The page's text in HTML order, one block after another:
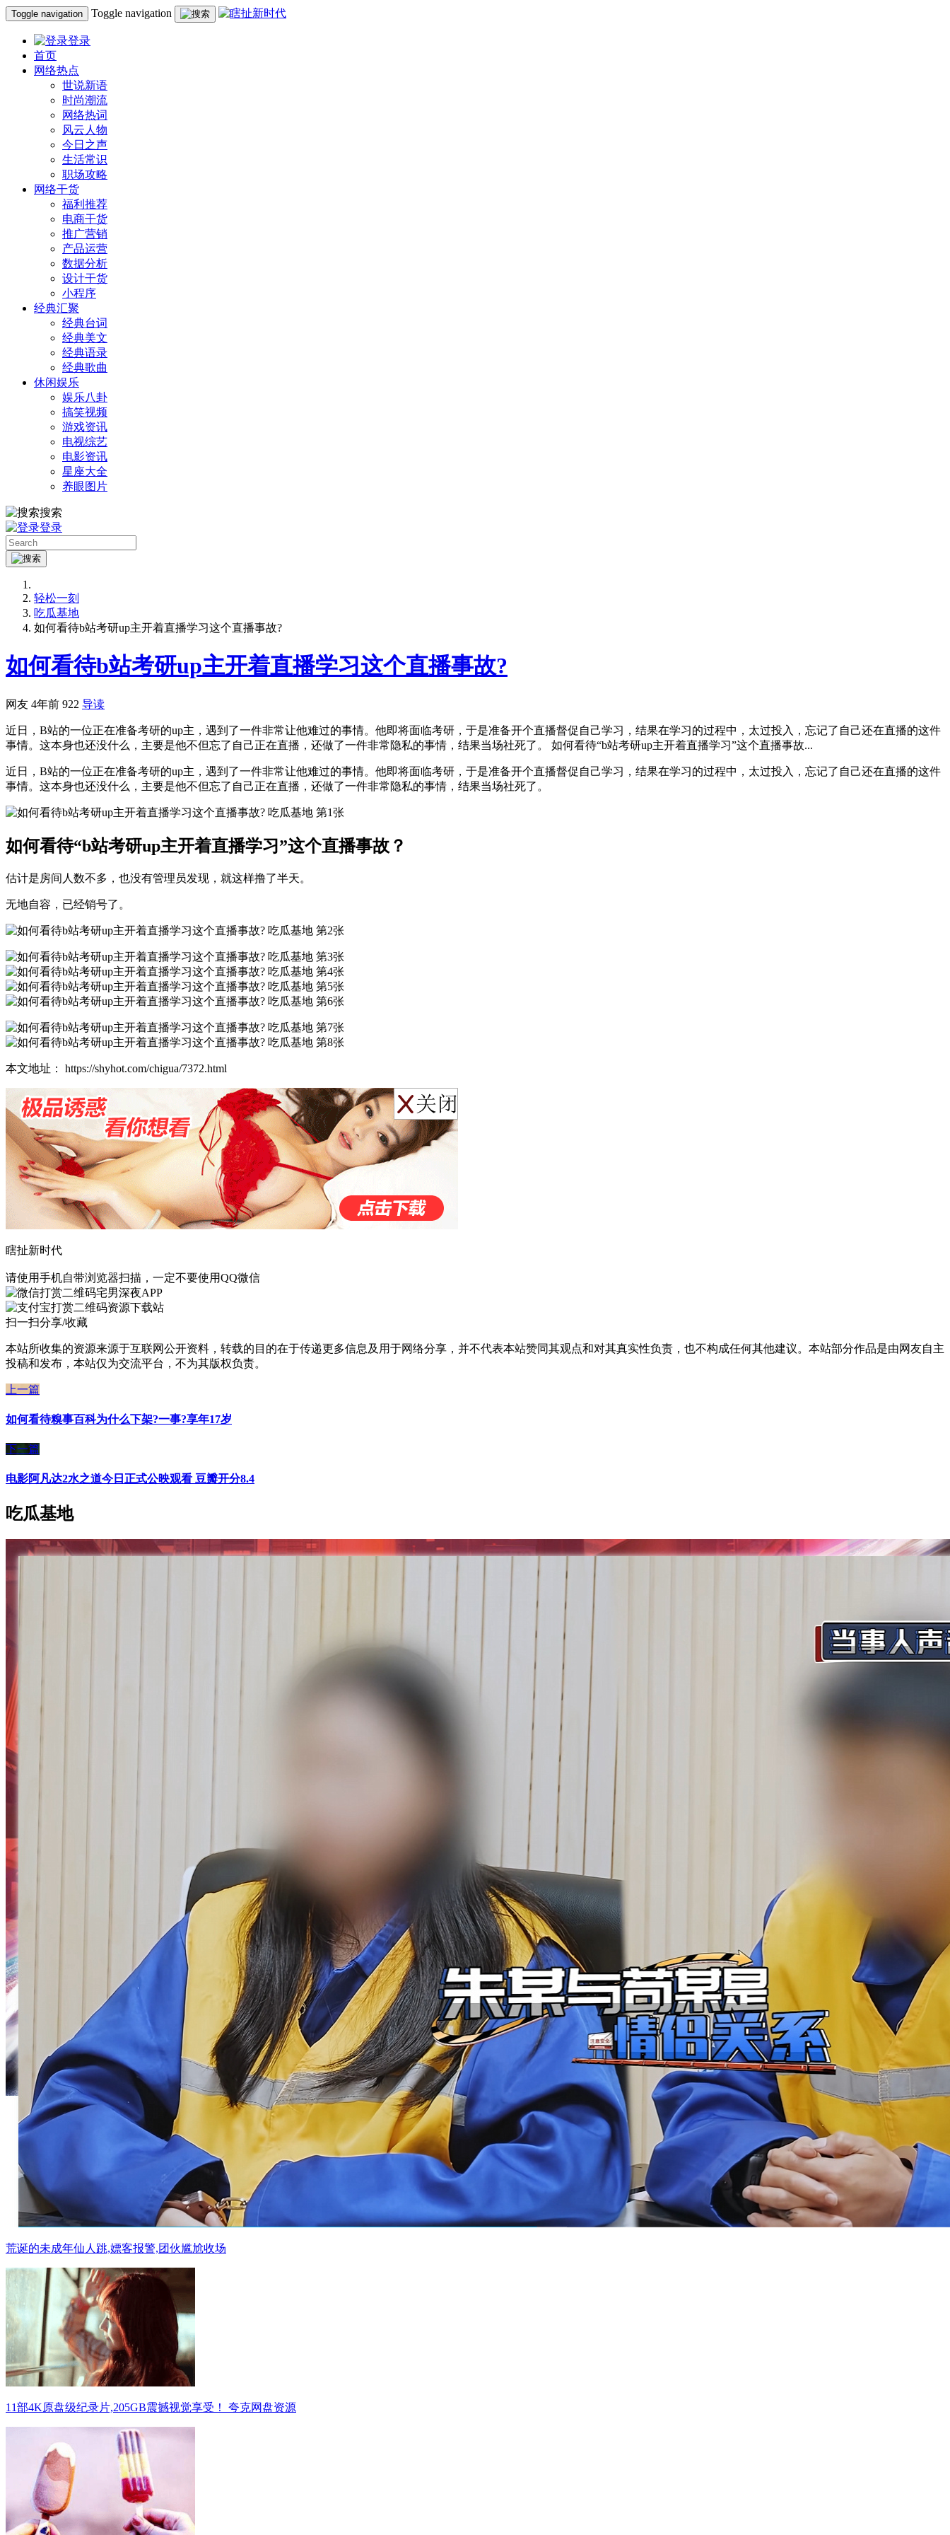
Toggle navigation Toggle navigation
登录
首页
网络热点
世说新语
时尚潮流
网络热词
风云人物
今日之声
生活常识
职场攻略
网络干货
福利推荐
电商干货
推广营销
产品运营
数据分析
设计干货
小程序
经典汇聚
经典台词
经典美文
经典语录
经典歌曲
休闲娱乐
娱乐八卦
搞笑视频
游戏资讯
电视综艺
电影资讯
星座大全
养眼图片
搜索
登录
轻松一刻
吃瓜基地
如何看待b站考研up主开着直播学习这个直播事故?
如何看待b站考研up主开着直播学习这个直播事故?
网友 4年前 922 导读
近日，B站的一位正在准备考研的up主，遇到了一件非常让他难过的事情。他即将面临考研，于是准备开个直播督促自己学习，结果在学习的过程中，太过投入，忘记了自己还在直播的这件
事情。这本身也还没什么，主要是他不但忘了自己正在直播，还做了一件非常隐私的事情，结果当场社死了。 如何看待“b站考研up主开着直播学习”这个直播事故...
近日，B站的一位正在准备考研的up主，遇到了一件非常让他难过的事情。他即将面临考研，于是准备开个直播督促自己学习，结果在学习的过程中，太过投入，忘记了自己还在直播的这件
事情。这本身也还没什么，主要是他不但忘了自己正在直播，还做了一件非常隐私的事情，结果当场社死了。
如何看待“b站考研up主开着直播学习”这个直播事故？
估计是房间人数不多，也没有管理员发现，就这样撸了半天。
无地自容，已经销号了。
本文地址： https://shyhot.com/chigua/7372.html
瞎扯新时代
请使用手机自带浏览器扫描，一定不要使用QQ微信
宅男深夜APP
资源下载站
扫一扫分享/收藏
本站所收集的资源来源于互联网公开资料，转载的目的在于传递更多信息及用于网络分享，并不代表本站赞同其观点和对其真实性负责，也不构成任何其他建议。本站部分作品是由网友自主
投稿和发布，本站仅为交流平台，不为其版权负责。
上一篇
如何看待糗事百科为什么下架?一事?享年17岁
下一篇
电影阿凡达2水之道今日正式公映观看 豆瓣开分8.4
吃瓜基地
荒诞的未成年仙人跳,嫖客报警,团伙尴尬收场
11部4K原盘级纪录片,205GB震撼视觉享受！ 夸克网盘资源